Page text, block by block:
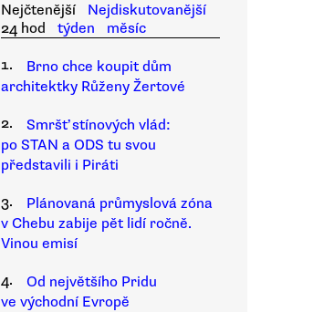
Nejčtenější
Nejdiskutovanější
24 hod
týden
měsíc
1.
Brno chce koupit dům
architektky Růženy Žertové
2.
Smršť stínových vlád:
po STAN a ODS tu svou
představili i Piráti
3.
Plánovaná průmyslová zóna
v Chebu zabije pět lidí ročně.
Vinou emisí
4.
Od největšího Pridu
ve východní Evropě